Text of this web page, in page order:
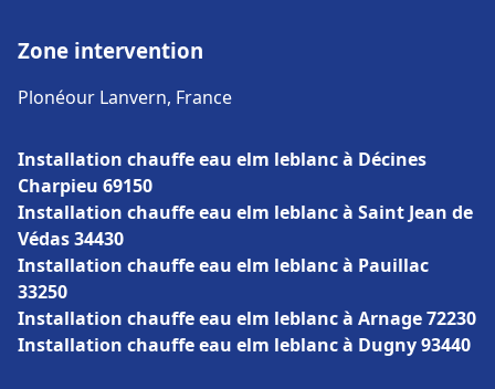
Zone intervention
Plonéour Lanvern, France
Installation chauffe eau elm leblanc à Décines
Charpieu 69150
Installation chauffe eau elm leblanc à Saint Jean de
Védas 34430
Installation chauffe eau elm leblanc à Pauillac
33250
Installation chauffe eau elm leblanc à Arnage 72230
Installation chauffe eau elm leblanc à Dugny 93440